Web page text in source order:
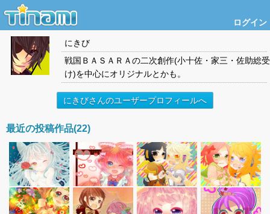
ログイン
にきび
戦国ＢＡＳＡＲＡの二次創作(小十佐・家三・佐助総受
け)を中心にオリジナルとかも。
にきびさんのユーザープロフィールへ
最近の投稿作品(22)